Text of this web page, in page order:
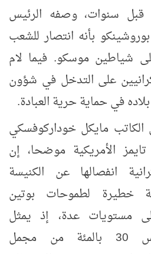
قبل سنوات، وصفه الرئيس
بأنه انتصار للشعب
شياطين موسكو. فيما لام
على التدخل في شؤون
في حماية حرية العبادة.
الكاتب مايكل خوداركوفسكي
الأمريكية موضحا، إن
انفصالها عن الكنيسة
خطيرة لطموحات بوتين
مستويات عدة، إذ يمثل
الأوكرانيون الأرثوذكس 30 بالمئة من مجمل